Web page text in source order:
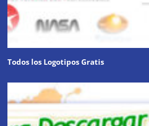
Todos los Logotipos Gratis